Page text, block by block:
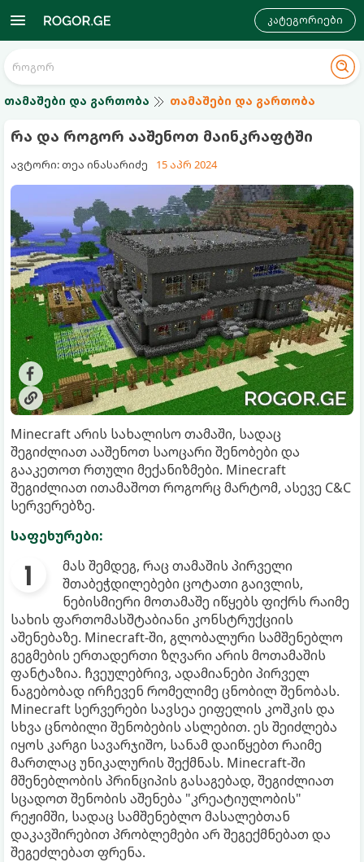
კატეგორიები
თამაშები და გართობა თამაშები და გართობა
რა და როგორ ააშენოთ მაინკრაფტში
ავტორი: თეა ინასარიძე 15 აპრ 2024
Minecraft არის სახალისო თამაში, სადაც
შეგიძლიათ ააშენოთ საოცარი შენობები და
გააკეთოთ რთული მექანიზმები. Minecraft
შეგიძლიათ ითამაშოთ როგორც მარტომ, ასევე C&C
სერვერებზე.
საფეხურები:
მას შემდეგ, რაც თამაშის პირველი
შთაბეჭდილებები ცოტათი გაივლის,
ნებისმიერი მოთამაშე იწყებს ფიქრს რაიმე
სახის ფართომასშტაბიანი კონსტრუქციის
აშენებაზე. Minecraft-ში, გლობალური სამშენებლო
გეგმების ერთადერთი ზღვარი არის მოთამაშის
ფანტაზია. ჩვეულებრივ, ადამიანები პირველ
ნაგებობად ირჩევენ რომელიმე ცნობილ შენობას.
Minecraft სერვერები სავსეა ეიფელის კოშკის და
სხვა ცნობილი შენობების ასლებით. ეს შეიძლება
იყოს კარგი სავარჯიშო, სანამ დაიწყებთ რაიმე
მართლაც უნიკალურის შექმნას. Minecraft-ში
მშენებლობის პრინციპის გასაგებად, შეგიძლიათ
სცადოთ შენობის აშენება "კრეატიულობის"
რეჟიმში, სადაც სამშენებლო მასალებთან
დაკავშირებით პრობლემები არ შეგექმნებათ და
შეგეძლებათ ფრენა.